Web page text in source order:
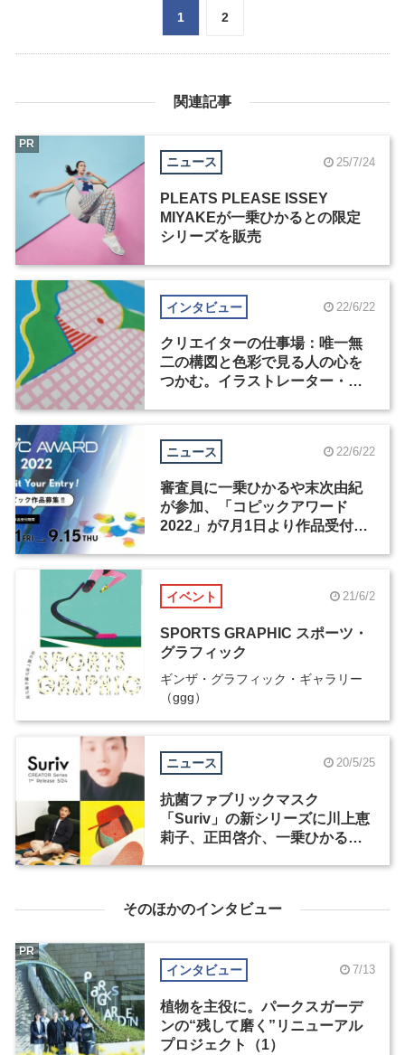
1 2
関連記事
ニュース 25/7/24
PLEATS PLEASE ISSEY
MIYAKEが一乗ひかるとの限定
シリーズを販売
PR
インタビュー 22/6/22
クリエイターの仕事場：唯一無
二の構図と色彩で見る人の心を
つかむ。イラストレーター・一
ニュース 22/6/22
審査員に一乗ひかるや末次由紀
が参加、「コピックアワード
2022」が7月1日より作品受付開
イベント 21/6/2
SPORTS GRAPHIC スポーツ・
グラフィック
ギンザ・グラフィック・ギャラリー
（ggg）
ニュース 20/5/25
抗菌ファブリックマスク
「Suriv」の新シリーズに川上恵
莉子、正田啓介、一乗ひかるが
そのほかのインタビュー
インタビュー 7/13
植物を主役に。パークスガーデ
ンの“残して磨く”リニューアル
プロジェクト（1）
PR